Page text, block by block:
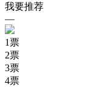
我要推荐
—
1票
2票
3票
4票